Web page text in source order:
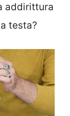
addirittura
testa?